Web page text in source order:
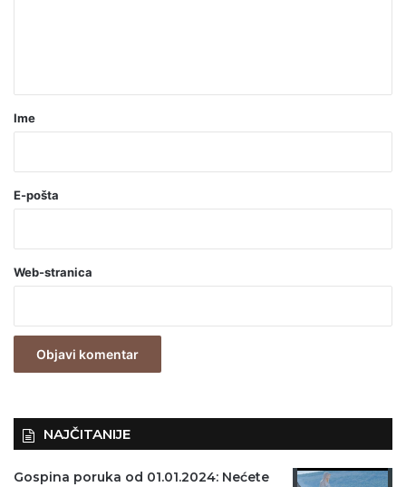
r
o
a
v
z
Ime
E-pošta
Web-stranica
NAJČITANIJE
Gospina poruka od 01.01.2024: Nećete